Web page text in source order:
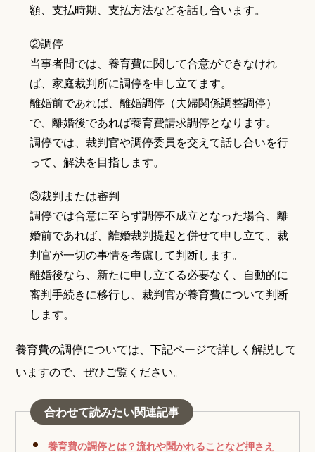
額、支払時期、支払方法などを話し合います。
②調停
当事者間では、養育費に関して合意ができなけれ
ば、家庭裁判所に調停を申し立てます。
離婚前であれば、離婚調停（夫婦関係調整調停）
で、離婚後であれば養育費請求調停となります。
調停では、裁判官や調停委員を交えて話し合いを行
って、解決を目指します。
③裁判または審判
調停では合意に至らず調停不成立となった場合、離
婚前であれば、離婚裁判提起と併せて申し立て、裁
判官が一切の事情を考慮して判断します。
離婚後なら、新たに申し立てる必要なく、自動的に
審判手続きに移行し、裁判官が養育費について判断
します。
養育費の調停については、下記ページで詳しく解説して
いますので、ぜひご覧ください。
合わせて読みたい関連記事
養育費の調停とは？流れや聞かれることなど押さえ